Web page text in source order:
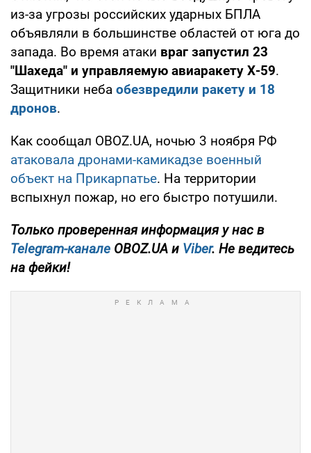
из-за угрозы российских ударных БПЛА
объявляли в большинстве областей от юга до
запада. Во время атаки враг запустил 23
"Шахеда" и управляемую авиаракету Х-59.
Защитники неба обезвредили ракету и 18
дронов.
Как сообщал OBOZ.UA, ночью 3 ноября РФ
атаковала дронами-камикадзе военный
объект на Прикарпатье. На территории
вспыхнул пожар, но его быстро потушили.
Только проверенная информация у нас в
Telegram-канале OBOZ.UA и Viber. Не ведитесь
на фейки!